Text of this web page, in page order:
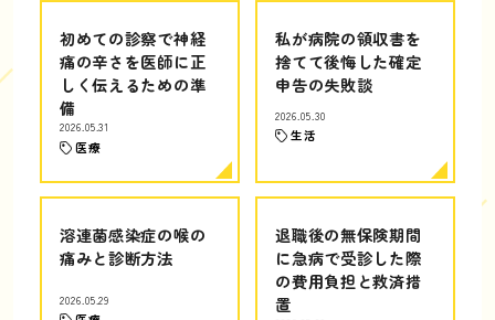
初めての診察で神経
痛の辛さを医師に正
しく伝えるための準
備
2026.05.31
医療
私が病院の領収書を
捨てて後悔した確定
申告の失敗談
2026.05.30
生活
溶連菌感染症の喉の
痛みと診断方法
2026.05.29
退職後の無保険期間
に急病で受診した際
の費用負担と救済措
置